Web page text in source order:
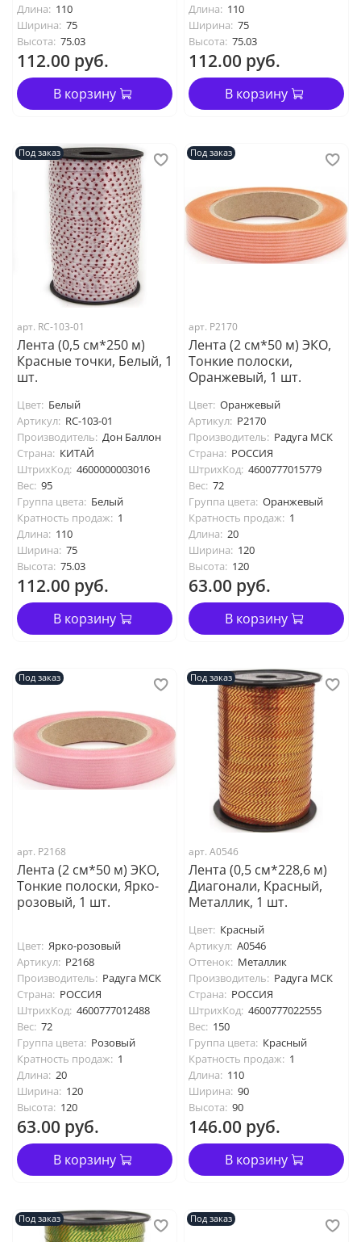
Длина: 110
Ширина: 75
Высота: 75.03
112.00 руб.
В корзину
Длина: 110
Ширина: 75
Высота: 75.03
112.00 руб.
В корзину
Под заказ
арт. RC-103-01
Лента (0,5 см*250 м)
Красные точки, Белый, 1
шт.
Цвет: Белый
Артикул: RC-103-01
Производитель: Дон Баллон
Страна: КИТАЙ
ШтрихКод: 4600000003016
Вес: 95
Группа цвета: Белый
Кратность продаж: 1
Длина: 110
Ширина: 75
Высота: 75.03
112.00 руб.
В корзину
Под заказ
арт. P2170
Лента (2 см*50 м) ЭКО,
Тонкие полоски,
Оранжевый, 1 шт.
Цвет: Оранжевый
Артикул: P2170
Производитель: Радуга МСК
Страна: РОССИЯ
ШтрихКод: 4600777015779
Вес: 72
Группа цвета: Оранжевый
Кратность продаж: 1
Длина: 20
Ширина: 120
Высота: 120
63.00 руб.
В корзину
Под заказ
арт. P2168
Лента (2 см*50 м) ЭКО,
Тонкие полоски, Ярко-
розовый, 1 шт.
Цвет: Ярко-розовый
Артикул: P2168
Производитель: Радуга МСК
Страна: РОССИЯ
ШтрихКод: 4600777012488
Вес: 72
Группа цвета: Розовый
Кратность продаж: 1
Длина: 20
Ширина: 120
Высота: 120
63.00 руб.
В корзину
Под заказ
арт. А0546
Лента (0,5 см*228,6 м)
Диагонали, Красный,
Металлик, 1 шт.
Цвет: Красный
Артикул: А0546
Оттенок: Металлик
Производитель: Радуга МСК
Страна: РОССИЯ
ШтрихКод: 4600777022555
Вес: 150
Группа цвета: Красный
Кратность продаж: 1
Длина: 110
Ширина: 90
Высота: 90
146.00 руб.
В корзину
Под заказ Под заказ